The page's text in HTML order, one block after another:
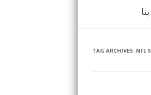
TAG ARCHIVES: NFL